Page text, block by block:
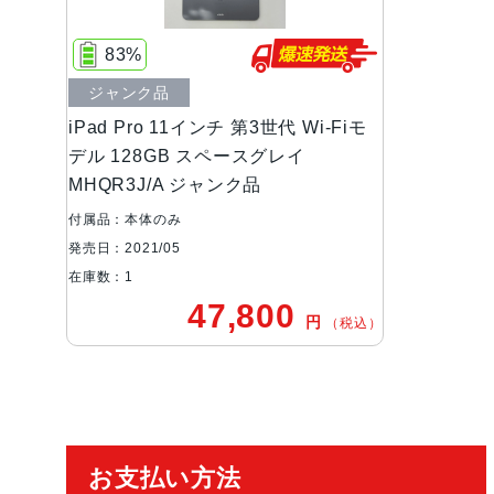
iPad Pro 11インチ 第3世代 Wi-Fiモ
デル 128GB スペースグレイ
MHQR3J/A ジャンク品
83%
ジャンク品
付属品：本体のみ
発売日：2021/05
在庫数：1
47,800 円 （税込）
お支払い方法